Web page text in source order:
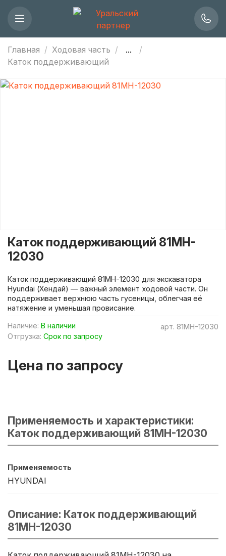
Главная Ходовая часть
...
Каток поддерживающий
арт. 81MH-12030
Наличие: В наличии
Отгрузка: Срок по запросу
Каток поддерживающий 81MH-
12030
Цена по запросу
Каток поддерживающий 81MH-12030 для экскаватора
Hyundai (Хендай) — важный элемент ходовой части. Он
поддерживает верхнюю часть гусеницы, облегчая её
натяжение и уменьшая провисание.
Применяемость и характеристики:
Каток поддерживающий 81MH-12030
Применяемость
HYUNDAI
Описание: Каток поддерживающий
81MH-12030